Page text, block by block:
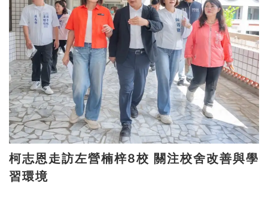
柯志恩走訪左營楠梓8校 關注校舍改善與學
習環境